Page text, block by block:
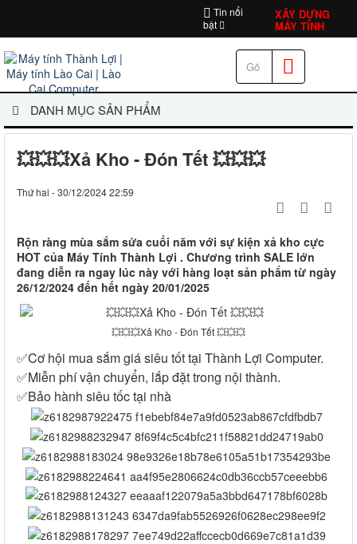
Tin nổi
bật
XÂY DỰNG
MÁY TÍNH
DANH MỤC SẢN PHẨM
💥💥💥Xả Kho - Đón Tết 💥💥💥
Thứ hai - 30/12/2024 22:59
Rộn ràng mùa sắm sửa cuối năm với sự kiện xả kho cực
HOT của Máy Tính Thành Lợi . Chương trình SALE lớn
đang diễn ra ngay lúc này với hàng loạt sản phẩm từ ngày
26/12/2024 đến hết ngày 20/01/2025
💥💥💥Xả Kho - Đón Tết 💥💥💥
✅Cơ hội mua sắm giá siêu tốt tại Thành Lợi Computer.
✅Miễn phí vận chuyển, lắp đặt trong nội thành.
✅Bảo hành siêu tốc tại nhà